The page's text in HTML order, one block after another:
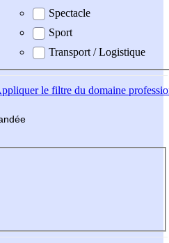
Spectacle
Sport
Transport / Logistique
le filtre du domaine